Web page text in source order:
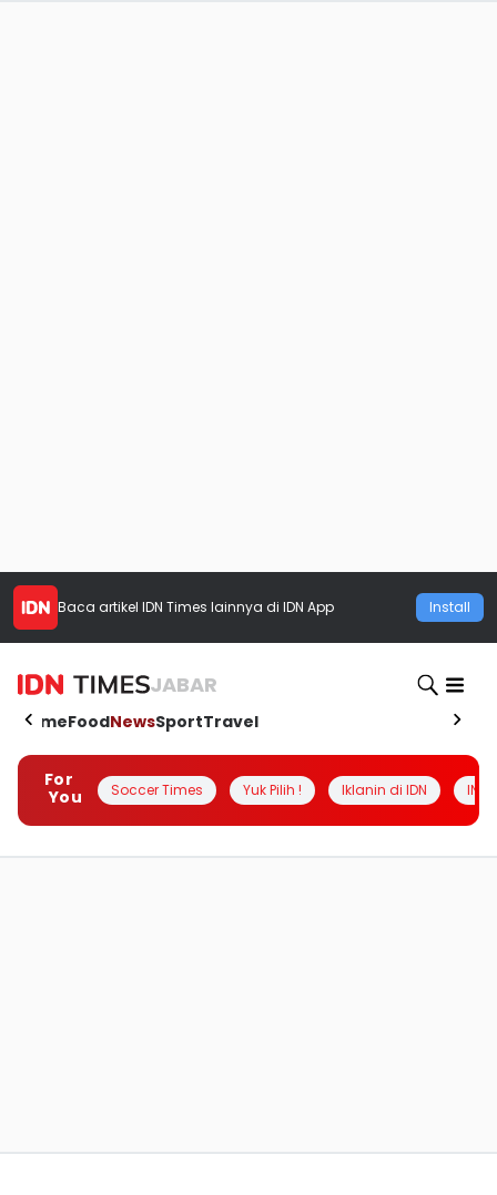
Baca artikel IDN Times lainnya di IDN App Install
JABAR
HomeFoodNewsSportTravel
For
You
Soccer Times Yuk Pilih ! Iklanin di IDN